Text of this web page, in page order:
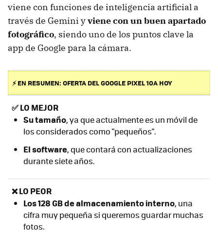
viene con funciones de inteligencia artificial a
través de Gemini yviene con un buen apartado
fotográfico, siendo uno de los puntos clave la
app de Google para la cámara.
⚡ EN RESUMEN: OFERTA DEL GOOGLE PIXEL 10A HOY
✅LO MEJOR
Sutamaño, ya que actualmente es un móvil de
los considerados como "pequeños".
El software, que contará con actualizaciones
durante siete años.
❌ LO PEOR
Los 128 GB de almacenamiento interno, una
cifra muy pequeña si queremos guardar muchas
fotos.